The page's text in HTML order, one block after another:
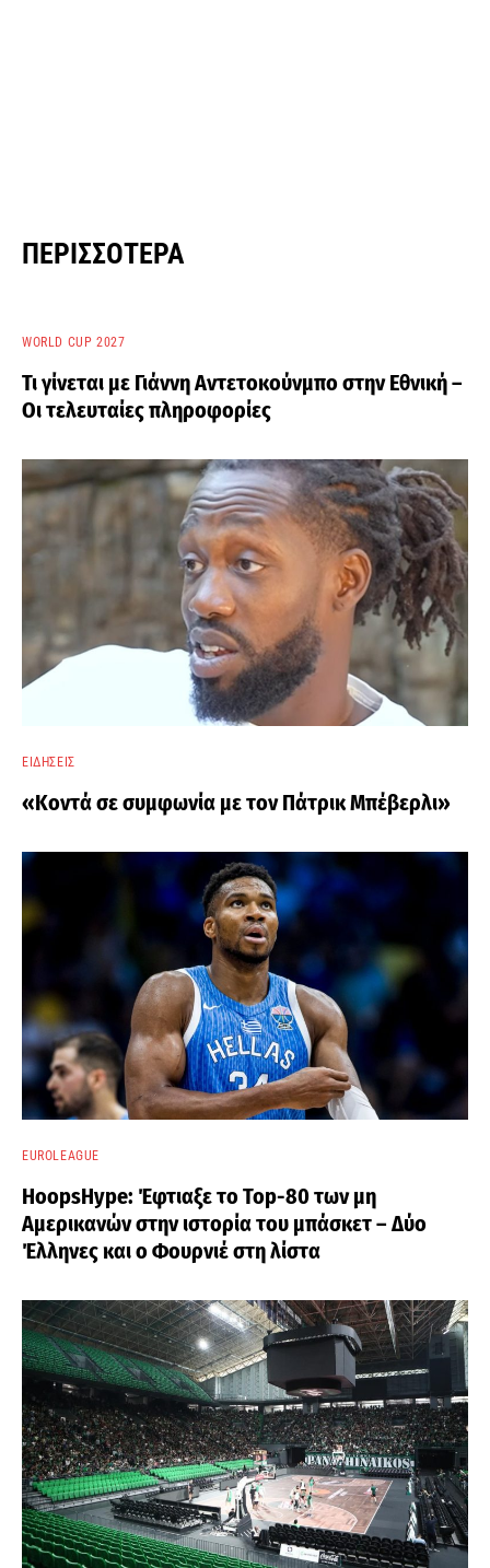
ΠΕΡΙΣΣΌΤΕΡΑ
WORLD CUP 2027
Τι γίνεται με Γιάννη Αντετοκούνμπο στην Εθνική –
Οι τελευταίες πληροφορίες
ΕΙΔΉΣΕΙΣ
«Κοντά σε συμφωνία με τον Πάτρικ Μπέβερλι»
EUROLEAGUE
HoopsHype: Έφτιαξε το Top-80 των μη
Αμερικανών στην ιστορία του μπάσκετ – Δύο
Έλληνες και ο Φουρνιέ στη λίστα